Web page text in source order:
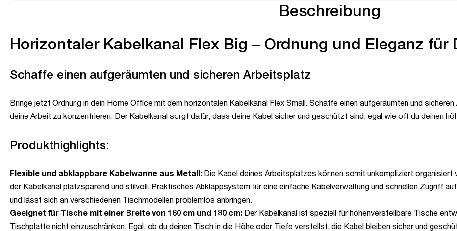
Beschreibung
Horizontaler Kabelkanal Flex Big – Ordnung und Eleganz für
Schaffe einen aufgeräumten und sicheren Arbeitsplatz
Bringe jetzt Ordnung in dein Home Office mit dem horizontalen Kabelkanal Flex Small. Schaffe einen aufgeräumten und
deine Arbeit zu konzentrieren. Der Kabelkanal sorgt dafür, dass deine Kabel sicher und geschützt sind, egal wie oft du deinen
Produkthighlights:
Flexible und abklappbare Kabelwanne aus Metall: Die Kabel deines Arbeitsplatzes können somit unkompliziert
der Kabelkanal platzsparend und stilvoll. Praktisches Abklappsystem für eine einfache Kabelverwaltung und schnellen Zugriff
und lässt sich an verschiedenen Tischmodellen problemlos anbringen.
Geeignet für Tische mit einer Breite von 160 cm und 180 cm: Der Kabelkanal ist speziell für höhenverstellbare Tische
Tischplatte nicht einzuschränken. Egal, ob du deinen Tisch in die Höhe oder Tiefe verstellst, die Kabel bleiben sicher und